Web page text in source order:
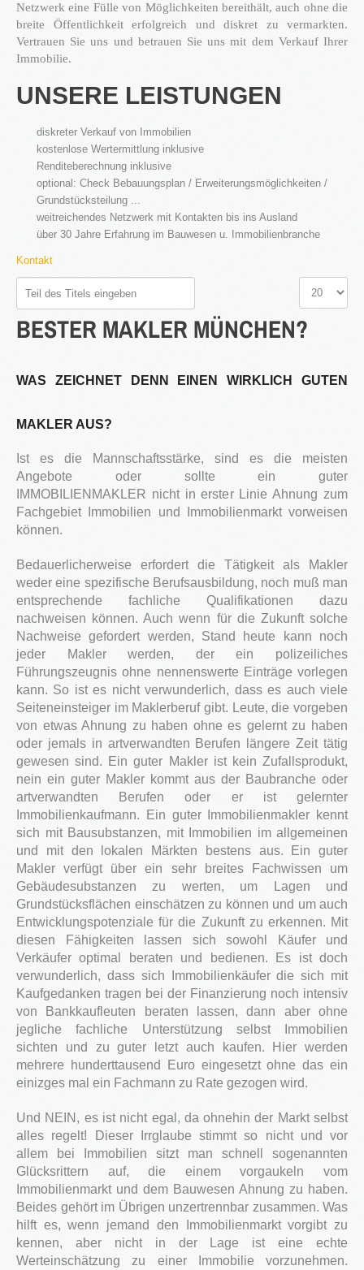
16.SEPT.2016
Übernahme Vertrieb einer Apartmentanlage in
2016
in Bearbeitung...
Bestand Immobilien
Denkmal Immobilien
Bauträger
Service
Dienstleistungen für Eigentümer von Immobilien
HAUSVERWALTUNG
Hier geht's zur Hausverwaltung
Immobilie VERKAUFEN
Sie möchten eine denkmalgeschützte Immobilie
verkaufen?
Grundstück VERKAUFEN
Sie möchten ein Grundstück verkaufen?
Projekte
Alte Brauerei Moosburg
MietZentrale Immobilien
Hier finden Sie unsere aktuellen Mietobjekte
Blog
Kontakt
Netzwerk eine Fülle von Möglichkeiten bereithält, auch ohne die
breite Öffentlichkeit erfolgreich und diskret zu vermarkten.
Vertrauen Sie uns und betrauen Sie uns mit dem Verkauf Ihrer
Immobilie.
UNSERE LEISTUNGEN
diskreter Verkauf von Immobilien
kostenlose Wertermittlung inklusive
Renditeberechnung inklusive
optional: Check Bebauungsplan / Erweiterungsmöglichkeiten /
Grundstücksteilung ...
weitreichendes Netzwerk mit Kontakten bis ins Ausland
über 30 Jahre Erfahrung im Bauwesen u. Immobilienbranche
Kontakt
Titels
eingeben
Anzeige
BESTER MAKLER MÜNCHEN?
WAS ZEICHNET DENN EINEN WIRKLICH GUTEN
MAKLER AUS?
Ist es die Mannschaftsstärke, sind es die meisten
Angebote oder sollte ein guter
IMMOBILIENMAKLER nicht in erster Linie Ahnung zum
Fachgebiet Immobilien und Immobilienmarkt vorweisen
können.
Bedauerlicherweise erfordert die Tätigkeit als Makler
weder eine spezifische Berufsausbildung, noch muß man
entsprechende fachliche Qualifikationen dazu
nachweisen können. Auch wenn für die Zukunft solche
Nachweise gefordert werden, Stand heute kann noch
jeder Makler werden, der ein polizeiliches
Führungszeugnis ohne nennenswerte Einträge vorlegen
kann. So ist es nicht verwunderlich, dass es auch viele
Seiteneinsteiger im Maklerberuf gibt. Leute, die vorgeben
von etwas Ahnung zu haben ohne es gelernt zu haben
oder jemals in artverwandten Berufen längere Zeit tätig
gewesen sind. Ein guter Makler ist kein Zufallsprodukt,
nein ein guter Makler kommt aus der Baubranche oder
artverwandten Berufen oder er ist gelernter
Immobilienkaufmann. Ein guter Immobilienmakler kennt
sich mit Bausubstanzen, mit Immobilien im allgemeinen
und mit den lokalen Märkten bestens aus. Ein guter
Makler verfügt über ein sehr breites Fachwissen um
Gebäudesubstanzen zu werten, um Lagen und
Grundstücksflächen einschätzen zu können und um auch
Entwicklungspotenziale für die Zukunft zu erkennen. Mit
diesen Fähigkeiten lassen sich sowohl Käufer und
Verkäufer optimal beraten und bedienen. Es ist doch
verwunderlich, dass sich Immobilienkäufer die sich mit
Kaufgedanken tragen bei der Finanzierung noch intensiv
von Bankkaufleuten beraten lassen, dann aber ohne
jegliche fachliche Unterstützung selbst Immobilien
sichten und zu guter letzt auch kaufen. Hier werden
mehrere hunderttausend Euro eingesetzt ohne das ein
einizges mal ein Fachmann zu Rate gezogen wird.
Und NEIN, es ist nicht egal, da ohnehin der Markt selbst
alles regelt! Dieser Irrglaube stimmt so nicht und vor
allem bei Immobilien sitzt man schnell sogenannten
Glücksrittern auf, die einem vorgaukeln vom
Immobilienmarkt und dem Bauwesen Ahnung zu haben.
Beides gehört im Übrigen unzertrennbar zusammen. Was
hilft es, wenn jemand den Immobilienmarkt vorgibt zu
kennen, aber nicht in der Lage ist eine echte
Werteinschätzung zu einer Immobilie vorzunehmen.